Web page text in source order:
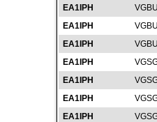
EA1IPH
EA1IPH
EA1IPH
EA1IPH
EA1IPH
EA1IPH
EA1IPH